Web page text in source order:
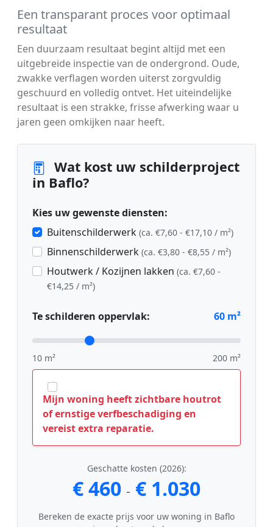
Een transparant proces voor optimaal
resultaat
Een duurzaam resultaat begint altijd met een
uitgebreide inspectie van de ondergrond. Oude,
zwakke verflagen worden uiterst zorgvuldig
geschuurd en volledig ontvet. Het uiteindelijke
resultaat is een strakke, frisse afwerking waar u
jaren geen omkijken naar heeft.
Wat kost uw schilderproject
in Baflo?
Kies uw gewenste diensten:
Buitenschilderwerk (ca. €7,60 - €17,10 / m²)
Binnenschilderwerk (ca. €3,80 - €8,55 / m²)
Houtwerk / Kozijnen lakken (ca. €7,60 -
€14,25 / m²)
Te schilderen oppervlak: 60 m²
10 m² 200 m²
Mijn woning heeft zichtbare houtrot
of ernstige verfbeschadiging en
vereist extra reparatie.
Geschatte kosten (2026):
€ 460 - € 1.030
Bereken de exacte prijs voor uw woning in Baflo